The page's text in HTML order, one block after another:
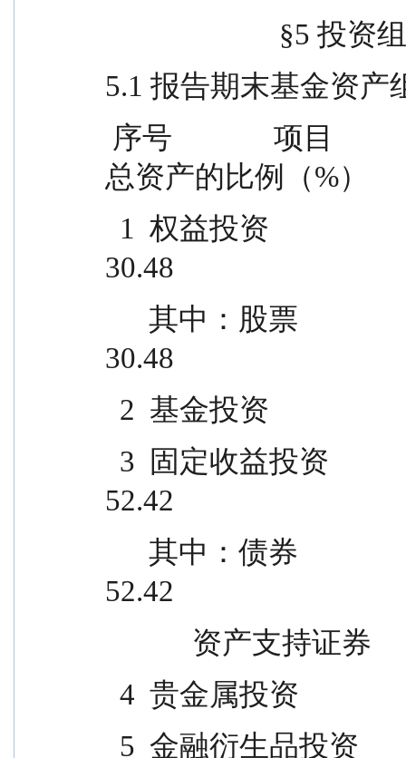
5.1 报告期末基金资产
总资产的比例（%）
30.48
30.48
2  基金投资
52.42
52.42
资产支持证券
4  贵金属投资